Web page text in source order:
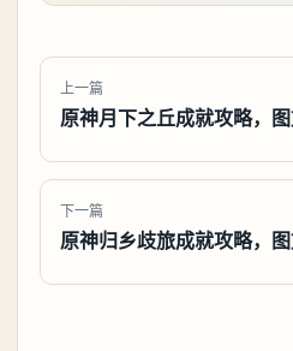
上一篇
原神月下之丘成就攻略，
下一篇
原神归乡歧旅成就攻略，